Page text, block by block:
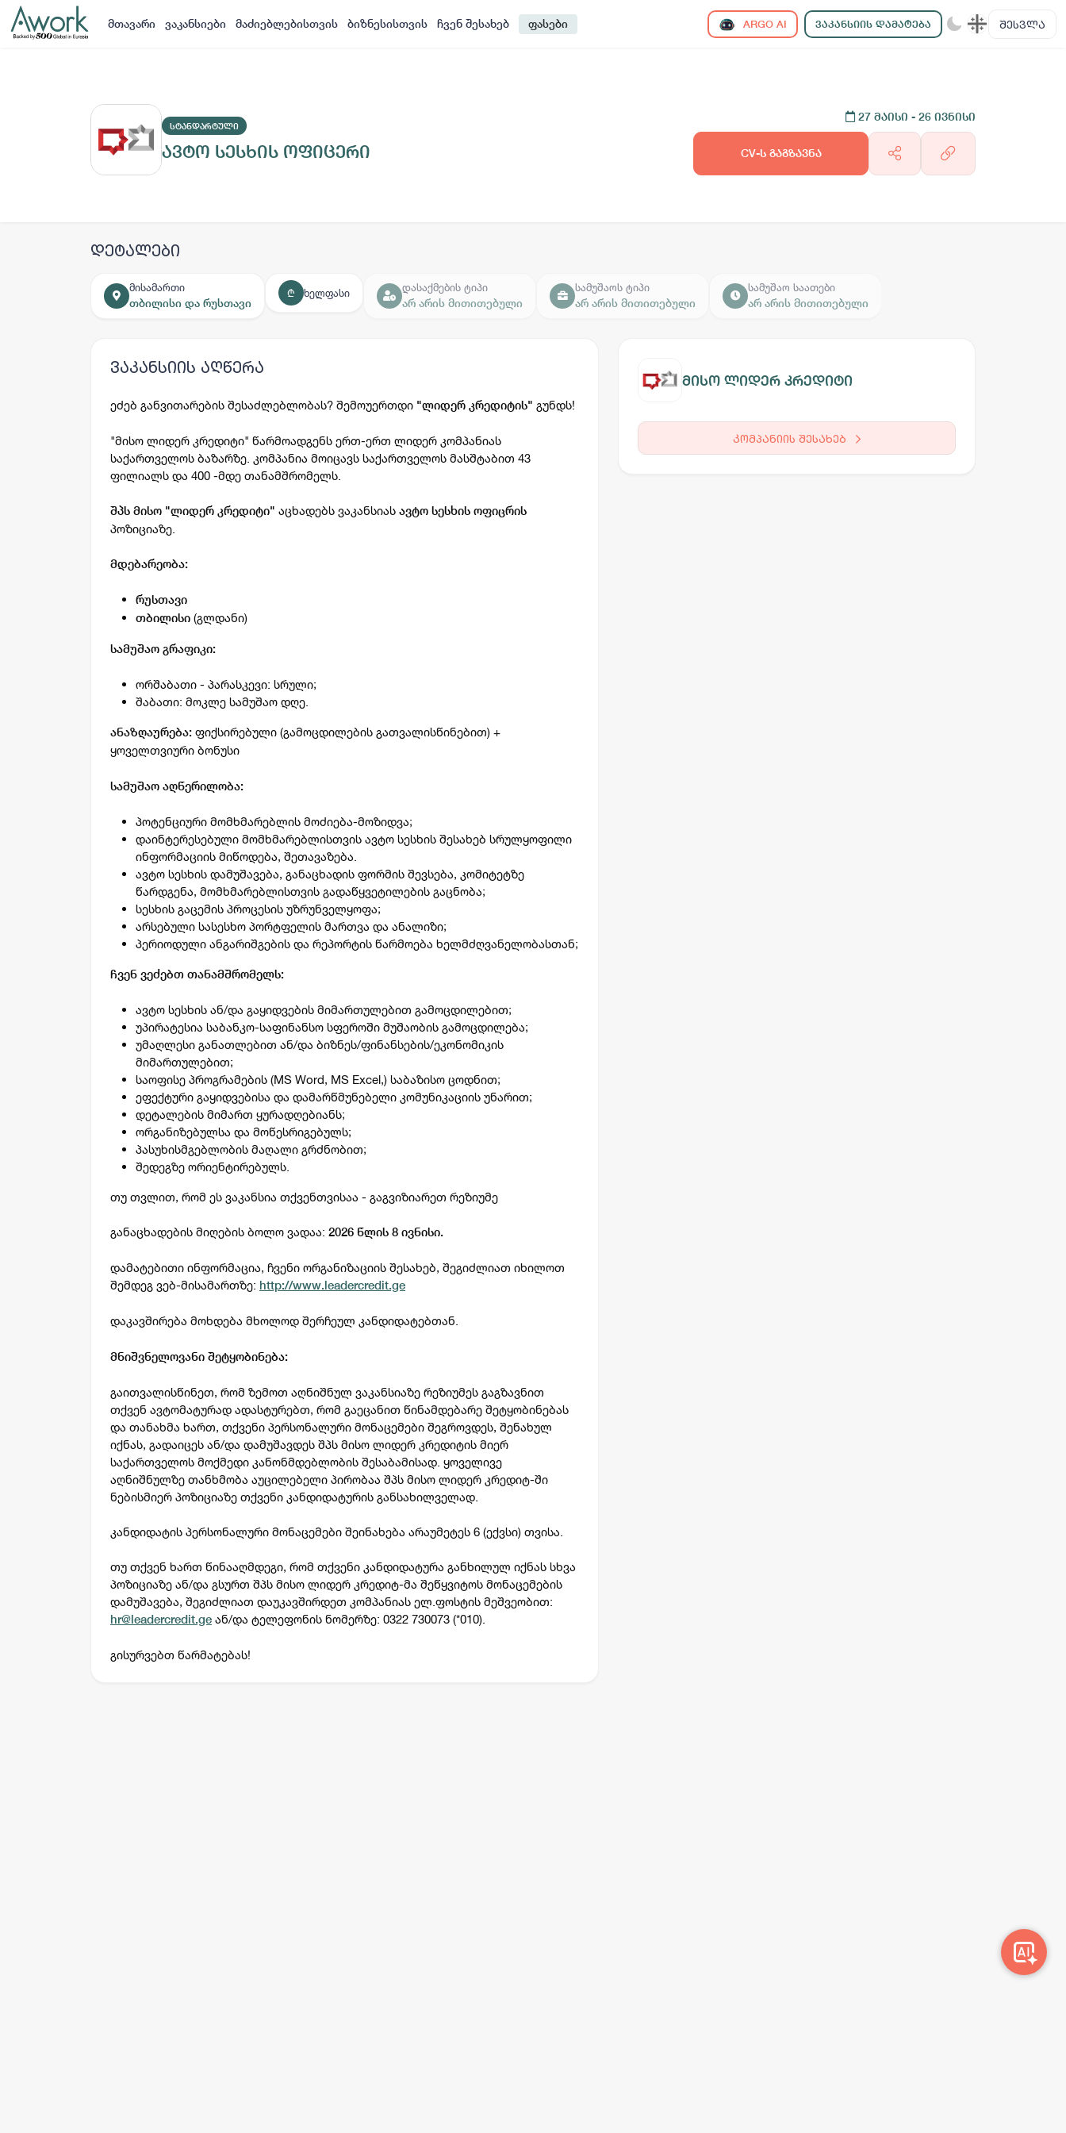
მთავარი ვაკანსიები მაძიებლებისთვის ბიზნესისთვის ჩვენ შესახებ ფასები ARGO AI ᲕᲐᲙᲐᲜᲡᲘᲘᲡ ᲓᲐᲛᲐᲢᲔᲑᲐ ᲨᲔᲡᲕᲚᲐ
ᲡᲢᲐᲜᲓᲐᲠᲢᲣᲚᲘ
ავტო სესხის ოფიცერი
27 მაისი - 26 ივნისი
CV-ს გაგზავნა
დეტალები
მისამართი
თბილისი და რუსთავი
₾ ხელფასი
დასაქმების ტიპი
არ არის მითითებული
სამუშაოს ტიპი
არ არის მითითებული
სამუშაო საათები
არ არის მითითებული
ვაკანსიის აღწერა
ეძებ განვითარების შესაძლებლობას? შემოუერთდი "ლიდერ კრედიტის" გუნდს!
"მისო ლიდერ კრედიტი" წარმოადგენს ერთ-ერთ ლიდერ კომპანიას
საქართველოს ბაზარზე. კომპანია მოიცავს საქართველოს მასშტაბით 43
ფილიალს და 400 -მდე თანამშრომელს.
შპს მისო "ლიდერ კრედიტი" აცხადებს ვაკანსიას ავტო სესხის ოფიცრის
პოზიციაზე.
მდებარეობა:
რუსთავი
თბილისი (გლდანი)
სამუშაო გრაფიკი:
ორშაბათი - პარასკევი: სრული;
შაბათი: მოკლე სამუშაო დღე.
ანაზღაურება: ფიქსირებული (გამოცდილების გათვალისწინებით) +
ყოველთვიური ბონუსი
სამუშაო აღწერილობა:
პოტენციური მომხმარებლის მოძიება-მოზიდვა;
დაინტერესებული მომხმარებლისთვის ავტო სესხის შესახებ სრულყოფილი
ინფორმაციის მიწოდება, შეთავაზება.
ავტო სესხის დამუშავება, განაცხადის ფორმის შევსება, კომიტეტზე
წარდგენა, მომხმარებლისთვის გადაწყვეტილების გაცნობა;
სესხის გაცემის პროცესის უზრუნველყოფა;
არსებული სასესხო პორტფელის მართვა და ანალიზი;
პერიოდული ანგარიშგების და რეპორტის წარმოება ხელმძღვანელობასთან;
ჩვენ ვეძებთ თანამშრომელს:
ავტო სესხის ან/და გაყიდვების მიმართულებით გამოცდილებით;
უპირატესია საბანკო-საფინანსო სფეროში მუშაობის გამოცდილება;
უმაღლესი განათლებით ან/და ბიზნეს/ფინანსების/ეკონომიკის
მიმართულებით;
საოფისე პროგრამების (MS Word, MS Excel,) საბაზისო ცოდნით;
ეფექტური გაყიდვებისა და დამარწმუნებელი კომუნიკაციის უნარით;
დეტალების მიმართ ყურადღებიანს;
ორგანიზებულსა და მოწესრიგებულს;
პასუხისმგებლობის მაღალი გრძნობით;
შედეგზე ორიენტირებულს.
თუ თვლით, რომ ეს ვაკანსია თქვენთვისაა - გაგვიზიარეთ რეზიუმე
განაცხადების მიღების ბოლო ვადაა: 2026 წლის 8 ივნისი.
დამატებითი ინფორმაცია, ჩვენი ორგანიზაციის შესახებ, შეგიძლიათ იხილოთ
შემდეგ ვებ-მისამართზე: http://www.leadercredit.ge
დაკავშირება მოხდება მხოლოდ შერჩეულ კანდიდატებთან.
მნიშვნელოვანი შეტყობინება:
გაითვალისწინეთ, რომ ზემოთ აღნიშნულ ვაკანსიაზე რეზიუმეს გაგზავნით
თქვენ ავტომატურად ადასტურებთ, რომ გაეცანით წინამდებარე შეტყობინებას
და თანახმა ხართ, თქვენი პერსონალური მონაცემები შეგროვდეს, შენახულ
იქნას, გადაიცეს ან/და დამუშავდეს შპს მისო ლიდერ კრედიტის მიერ
საქართველოს მოქმედი კანონმდებლობის შესაბამისად. ყოველივე
აღნიშნულზე თანხმობა აუცილებელი პირობაა შპს მისო ლიდერ კრედიტ-ში
ნებისმიერ პოზიციაზე თქვენი კანდიდატურის განსახილველად.
კანდიდატის პერსონალური მონაცემები შეინახება არაუმეტეს 6 (ექვსი) თვისა.
თუ თქვენ ხართ წინააღმდეგი, რომ თქვენი კანდიდატურა განხილულ იქნას სხვა
პოზიციაზე ან/და გსურთ შპს მისო ლიდერ კრედიტ-მა შეწყვიტოს მონაცემების
დამუშავება, შეგიძლიათ დაუკავშირდეთ კომპანიას ელ.ფოსტის მეშვეობით:
hr@leadercredit.ge ან/და ტელეფონის ნომერზე: 0322 730073 (*010).
გისურვებთ წარმატებას!
მისო ლიდერ კრედიტი
კომპანიის შესახებ